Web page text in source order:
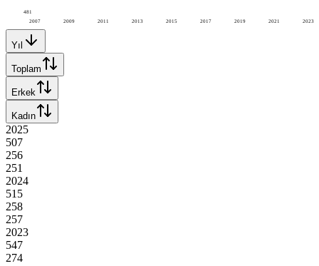
2007 2009 2011 2013 2015 2017 2019 2021 2023
481
Yıl
Toplam
Erkek
Kadın
2025
507
256
251
2024
515
258
257
2023
547
274